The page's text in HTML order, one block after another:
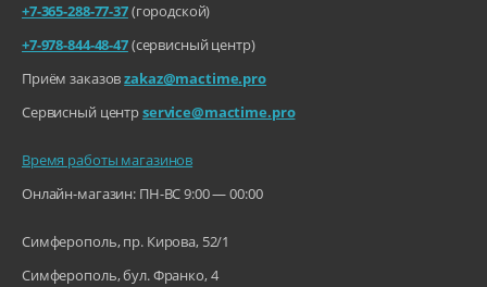
+7-365-288-77-37(городской)
+7-978-844-48-47(сервисный центр)
Приём заказовzakaz@mactime.pro
Сервисный центрservice@mactime.pro
Время работы магазинов
Онлайн-магазин: ПН-ВС 9:00 — 00:00
Симферополь, пр. Кирова, 52/1
Симферополь, бул. Франко, 4